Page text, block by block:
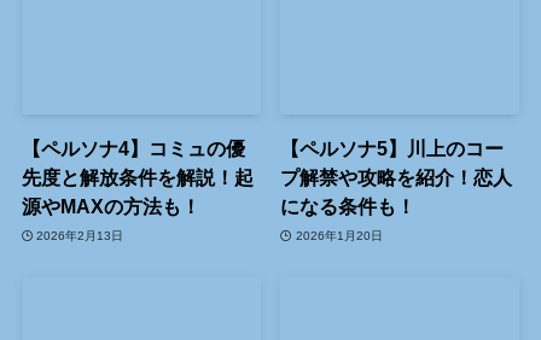
【ペルソナ4】コミュの優
先度と解放条件を解説！起
源やMAXの方法も！
2026年2月13日
【ペルソナ5】川上のコー
プ解禁や攻略を紹介！恋人
になる条件も！
2026年1月20日